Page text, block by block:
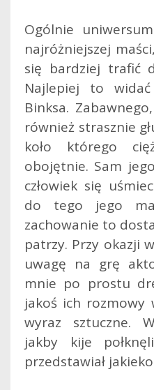
Ogólnie
najróżniejszej
się bardziej trafić
Najlepiej to
Binksa.
również strasznie
koło którego
obojętnie. Sam
człowiek się
do tego jego
zachowanie to
patrzy. Przy okazji
uwagę na grę
mnie po prostu
jakoś ich rozmowy
wyraz sztuczne.
jakby kije
przedstawiał